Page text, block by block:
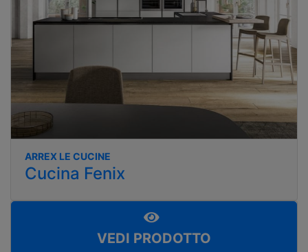
ARREX LE CUCINE
Cucina Fenix
VEDI PRODOTTO